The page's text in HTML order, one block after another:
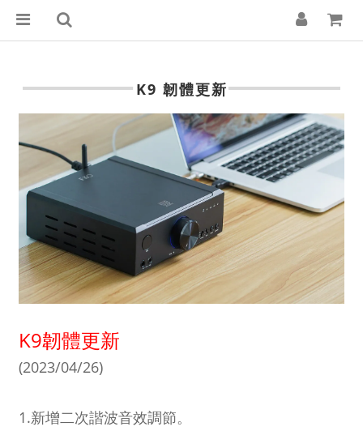
K9 韌體更新
K9韌體更新
(2023/04/26)
1.新增二次諧波音效調節。